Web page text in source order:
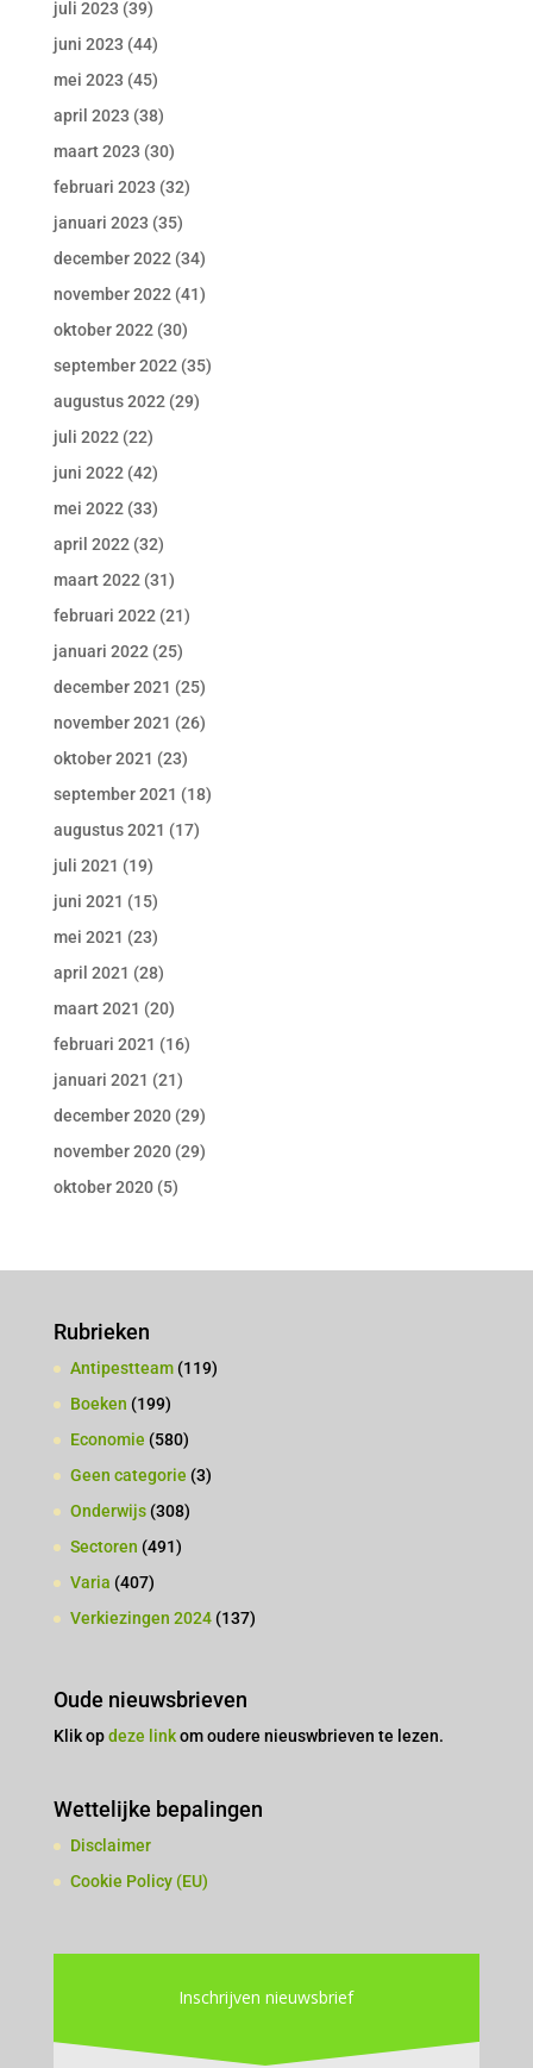
juli 2023 (39)
juni 2023 (44)
mei 2023 (45)
april 2023 (38)
maart 2023 (30)
februari 2023 (32)
januari 2023 (35)
december 2022 (34)
november 2022 (41)
oktober 2022 (30)
september 2022 (35)
augustus 2022 (29)
juli 2022 (22)
juni 2022 (42)
mei 2022 (33)
april 2022 (32)
maart 2022 (31)
februari 2022 (21)
januari 2022 (25)
december 2021 (25)
november 2021 (26)
oktober 2021 (23)
september 2021 (18)
augustus 2021 (17)
juli 2021 (19)
juni 2021 (15)
mei 2021 (23)
april 2021 (28)
maart 2021 (20)
februari 2021 (16)
januari 2021 (21)
december 2020(29)
november 2020(29)
oktober 2020(5)
Rubrieken
Antipestteam(119)
Boeken (199)
Economie (580)
Geen categorie (3)
Onderwijs(308)
Sectoren (491)
Varia (407)
Verkiezingen 2024(137)
Oude nieuwsbrieven
Klik opdeze linkom oudere nieuswbrieven te lezen.
Wettelijke bepalingen
Disclaimer
Cookie Policy (EU)
Inschrijven nieuwsbrief